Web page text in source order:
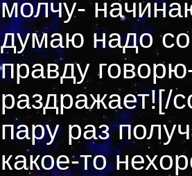
молчу-
думаю надо
правду
раздражает![/
пару раз
какое-то